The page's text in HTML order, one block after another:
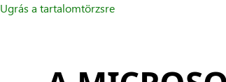
Ugrás a tartalomtörzsre